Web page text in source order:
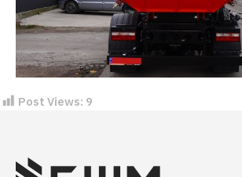
Post Views: 9